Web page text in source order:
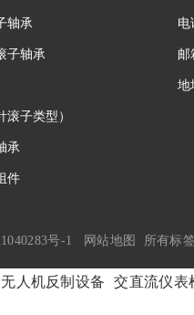
轴承
子轴承
子类型）
承
件
电
邮
地
号-1 网站地图 所有标签
无人机反制设备 交直流仪表